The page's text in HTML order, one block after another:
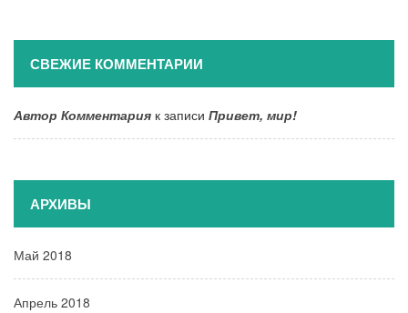
СВЕЖИЕ КОММЕНТАРИИ
Автор Комментария к записи Привет, мир!
АРХИВЫ
Май 2018
Апрель 2018